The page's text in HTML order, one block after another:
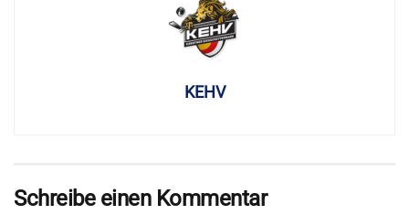
KEHV
Schreibe einen Kommentar